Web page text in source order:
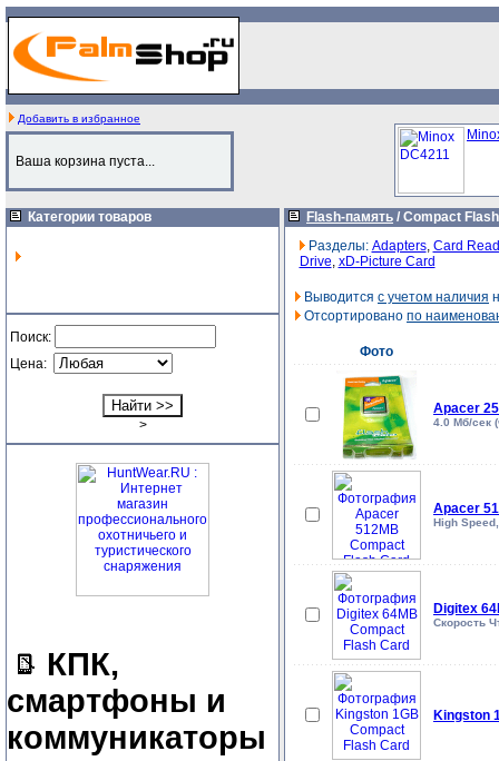
Добавить в избранное
Ваша корзина пуста...
Категории товаров
Поиск:
Цена:
>
КПК,
смартфоны и
коммуникаторы
Flash-память / Compact Flash
Разделы: Adapters, Card
Drive, xD-Picture Card
Выводится с учетом наличия
Отсортировано по
Фото
Apacer
4.0 Мб/сек
Apacer
High
Digitex
Скорость
Kingston